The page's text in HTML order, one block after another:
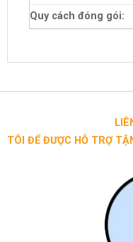
Quy cách đóng gói:
LIÊN HỆ NHÂN
TÔI ĐỂ ĐƯỢC HỖ TRỢ